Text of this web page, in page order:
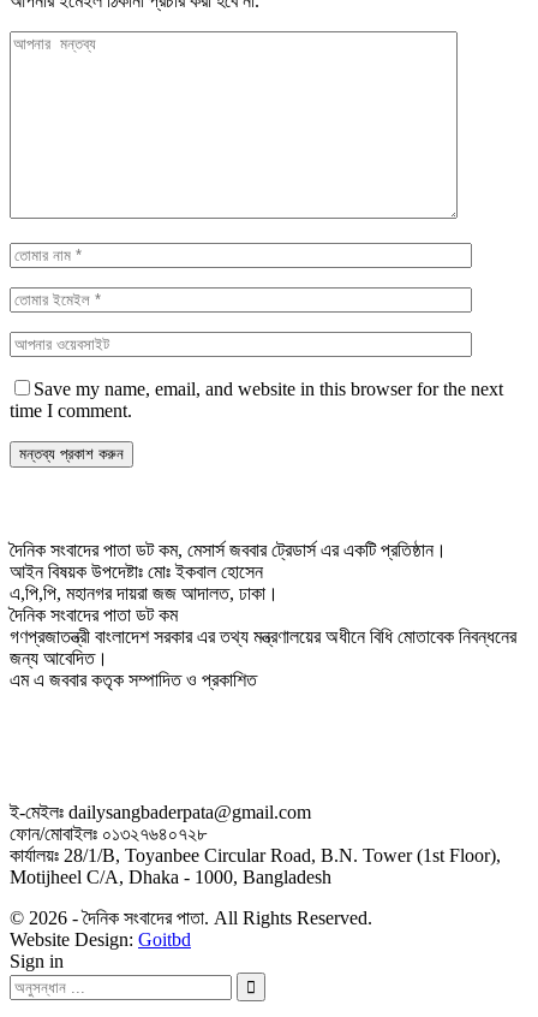
Save my name, email, and website in this browser for the next
time I comment.
দৈনিক সংবাদের পাতা ডট কম, মেসার্স জববার ট্রেডার্স এর একটি প্রতিষ্ঠান।
আইন বিষয়ক উপদেষ্টাঃ মোঃ ইকবাল হোসেন
এ,পি,পি, মহানগর দায়রা জজ আদালত, ঢাকা।
দৈনিক সংবাদের পাতা ডট কম
গণপ্রজাতন্ত্রী বাংলাদেশ সরকার এর তথ্য মন্ত্রণালয়ের অধীনে বিধি মোতাবেক নিবন্ধনের
জন্য আবেদিত।
এম এ জববার কতৃক সম্পাদিত ও প্রকাশিত
ই-মেইলঃ dailysangbaderpata@gmail.com
ফোন/মোবাইলঃ ০১৩২৭৬৪০৭২৮
কার্যালয়ঃ 28/1/B, Toyanbee Circular Road, B.N. Tower (1st Floor),
Motijheel C/A, Dhaka - 1000, Bangladesh
© 2026 - দৈনিক সংবাদের পাতা. All Rights Reserved.
Website Design: Goitbd
Sign in